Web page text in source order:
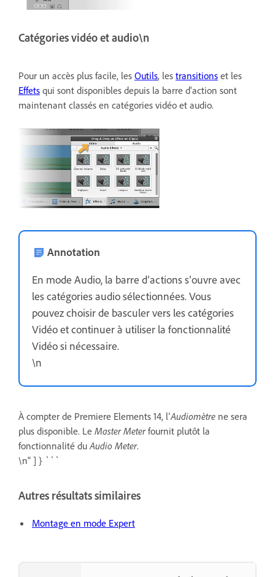
Catégories vidéo et audio\n
Pour un accès plus facile, les Outils, les transitions et les
Effets qui sont disponibles depuis la barre d'action sont
maintenant classés en catégories vidéo et audio.
Annotation
En mode Audio, la barre d’actions s’ouvre avec
les catégories audio sélectionnées. Vous
pouvez choisir de basculer vers les catégories
Vidéo et continuer à utiliser la fonctionnalité
Vidéo si nécessaire.
\n
À compter de Premiere Elements 14, l’Audiomètre ne sera
plus disponible. Le Master Meterfournit plutôt la
fonctionnalité du Audio Meter.
\n" ] } ```
Autres résultats similaires
Montage en mode Expert